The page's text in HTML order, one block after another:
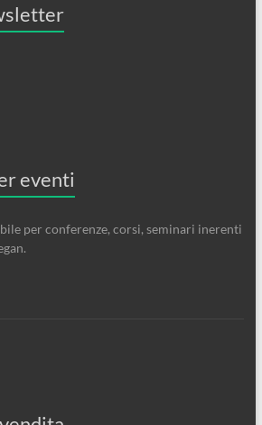
eventi
per conferenze, corsi, seminari inerenti